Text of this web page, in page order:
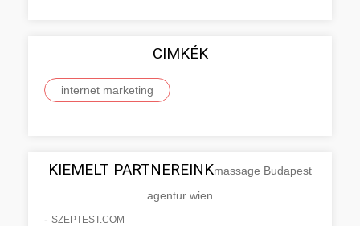
CIMKÉK
internet marketing
KIEMELT PARTNEREINKmassage Budapest
agentur wien
- SZEPTEST.COM